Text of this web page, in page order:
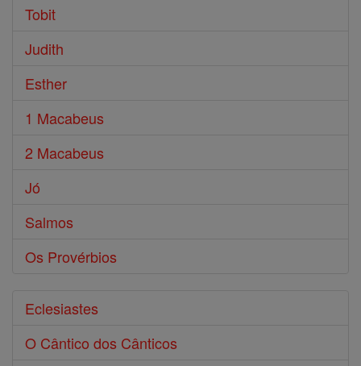
Tobit
Judith
Esther
1 Macabeus
2 Macabeus
Jó
Salmos
Os Provérbios
Eclesiastes
O Cântico dos Cânticos